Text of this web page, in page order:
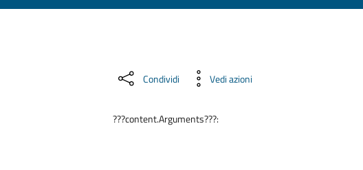
Condividi Vedi azioni
???content.Arguments???: